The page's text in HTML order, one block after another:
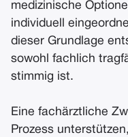
medizinische
individuell
dieser Grundlage
sowohl fachlich
stimmig ist.
Eine fachärztliche
Prozess